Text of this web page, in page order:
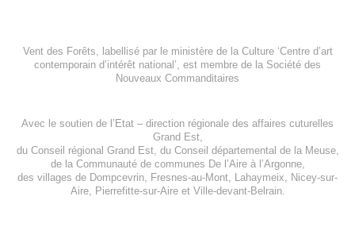
Vent des Forêts, labellisé par le ministère de la Culture ‘Centre d’art
contemporain d’intérêt national’, est membre de la Société des
Nouveaux Commanditaires
Avec le soutien de l’Etat – direction régionale des affaires cuturelles
Grand Est,
du Conseil régional Grand Est, du Conseil départemental de la Meuse,
de la Communauté de communes De l’Aire à l’Argonne,
des villages de Dompcevrin Fresnes-au-Mont Lahaymeix
Nicey-sur-
Aire, Pierrefitte-sur-Aireet Ville-devant-Belrain.